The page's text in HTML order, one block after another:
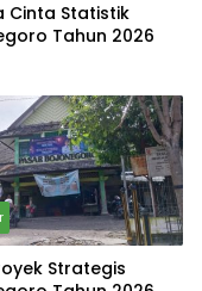
Cinta Statistik
Tahun 2026
Strategis